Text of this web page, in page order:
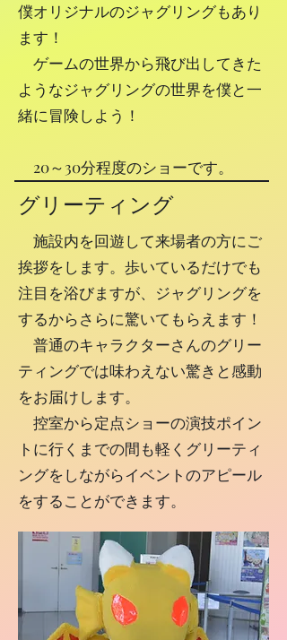
僕オリジナルのジャグリングもあり
ます！
ゲームの世界から飛び出してきた
ようなジャグリングの世界を僕と一
緒に冒険しよう！
20～30分程度のショーです。
グリーティング
施設内を回遊して来場者の方にご
挨拶をします。歩いているだけでも
注目を浴びますが、ジャグリングを
するからさらに驚いてもらえます！
​ 普通のキャラクターさんのグリー
ティングでは味わえない驚きと感動
をお届けします。
​ 控室から定点ショーの演技ポイン
トに行くまでの間も軽くグリーティ
ングをしながらイベントのアピール
をすることができます。